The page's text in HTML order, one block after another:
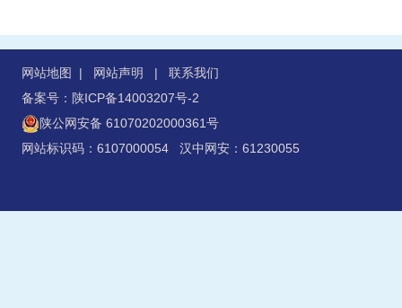
网站地图 | 网站声明 | 联系我们
备案号：陕ICP备14003207号-2
陕公网安备 61070202000361号
网站标识码：6107000054 汉中网安：61230055